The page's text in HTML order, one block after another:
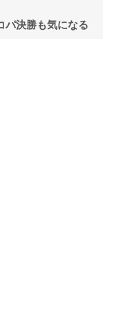
パ決勝も気になる